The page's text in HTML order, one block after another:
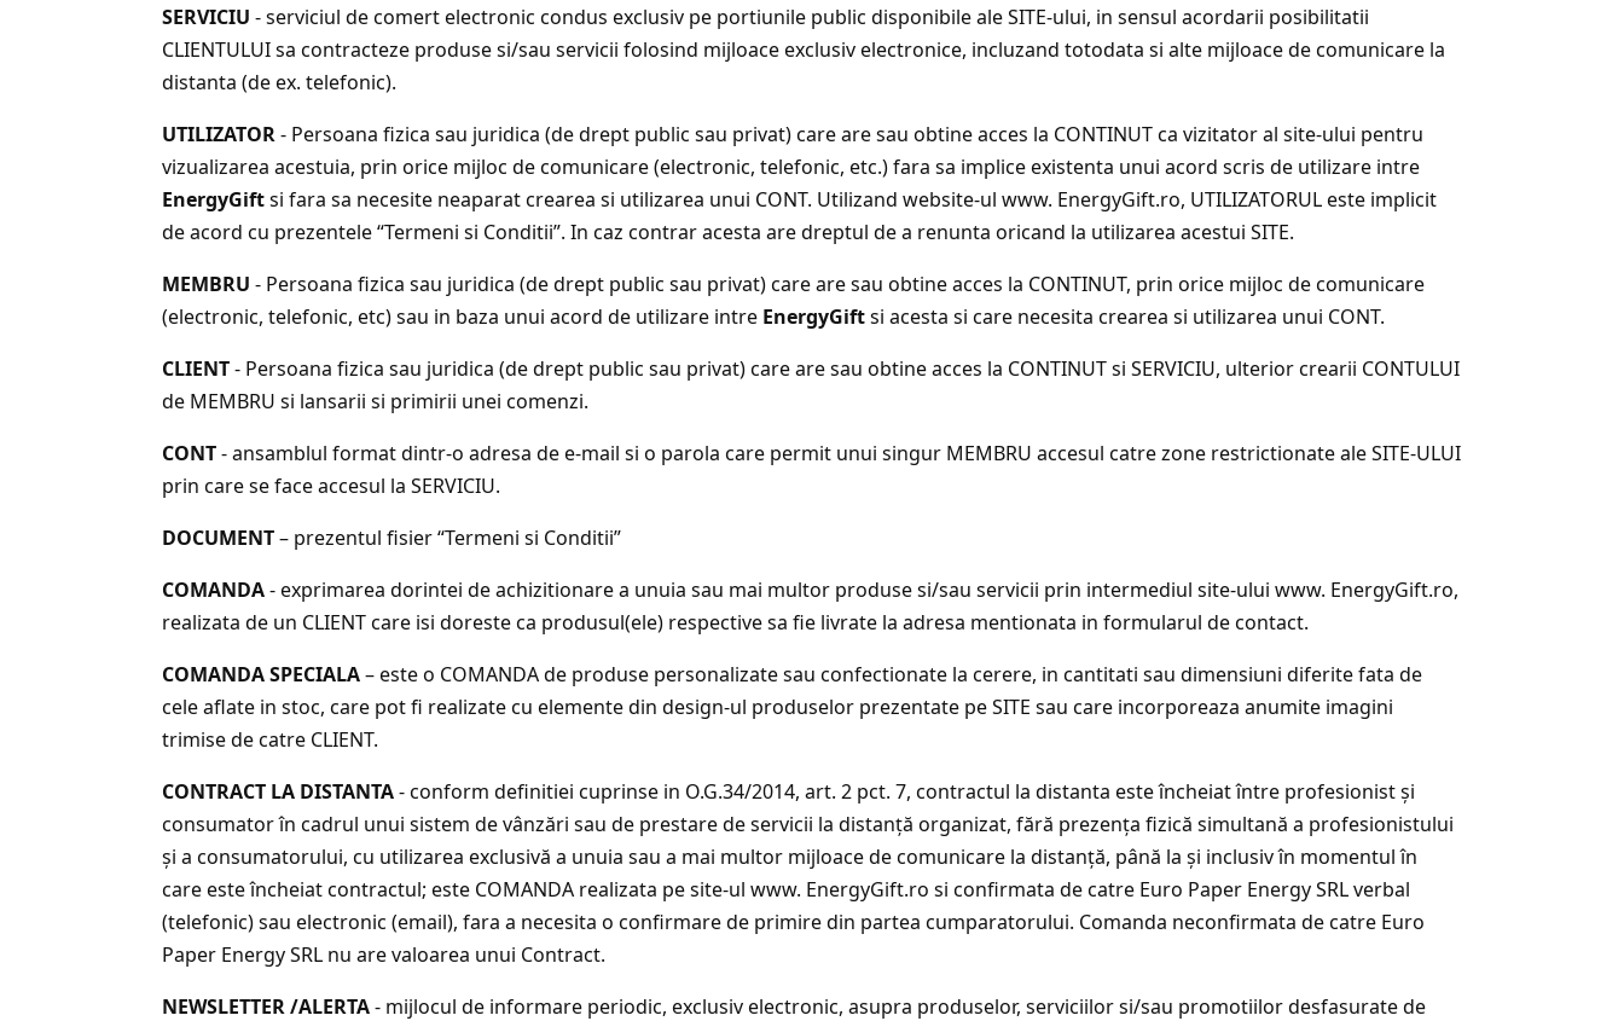
SERVICIU - serviciul de comert electronic condus exclusiv pe portiunile public disponibile ale SITE-ului, in sensul acordarii posibilitatii
CLIENTULUI sa contracteze produse si/sau servicii folosind mijloace exclusiv electronice, incluzand totodata si alte mijloace de comunicare la
distanta (de ex. telefonic).
UTILIZATOR- Persoana fizica sau juridica (de drept public sau privat) care are sau obtine acces la CONTINUT ca vizitator al site-ului pentru
vizualizarea acestuia, prin orice mijloc de comunicare (electronic, telefonic, etc.) fara sa implice existenta unui acord scris de utilizare intre
EnergyGiftsi fara sa necesite neaparat crearea si utilizarea unui CONT. Utilizand website-ul www. EnergyGift.ro, UTILIZATORUL este implicit
de acord cu prezentele “Termeni si Conditii”. In caz contrar acesta are dreptul de a renunta oricand la utilizarea acestui SITE.
MEMBRU - Persoana fizica sau juridica (de drept public sau privat) care are sau obtine acces la CONTINUT, prin orice mijloc de comunicare
(electronic, telefonic, etc) sau in baza unui acord de utilizare intre EnergyGiftsi acesta si care necesita crearea si utilizarea unui CONT.
CLIENT- Persoana fizica sau juridica (de drept public sau privat) care are sau obtine acces la CONTINUT si SERVICIU, ulterior crearii CONTULUI
de MEMBRU si lansarii si primirii unei comenzi.
CONT- ansamblul format dintr-o adresa de e-mail si o parola care permit unui singur MEMBRU accesul catre zone restrictionate ale SITE-ULUI
prin care se face accesul la SERVICIU.
DOCUMENT– prezentul fisier “Termeni si Conditii”
COMANDA- exprimarea dorintei de achizitionare a unuia sau mai multor produse si/sau servicii prin intermediul site-ului www. EnergyGift.ro,
realizata de un CLIENT care isi doreste ca produsul(ele) respective sa fie livrate la adresa mentionata in formularul de contact.
COMANDA SPECIALA– este o COMANDA de produse personalizate sau confectionate la cerere, in cantitati sau dimensiuni diferite fata de
cele aflate in stoc, care pot fi realizate cu elemente din design-ul produselor prezentate pe SITE sau care incorporeaza anumite imagini
trimise de catre CLIENT.
CONTRACT LA DISTANTA- conform definitiei cuprinse in O.G.34/2014, art. 2 pct. 7, contractul la distanta este încheiat între profesionist şi
consumator în cadrul unui sistem de vânzări sau de prestare de servicii la distanţă organizat, fără prezenţa fizică simultană a profesionistului
şi a consumatorului, cu utilizarea exclusivă a unuia sau a mai multor mijloace de comunicare la distanţă, până la şi inclusiv în momentul în
care este încheiat contractul; este COMANDA realizata pe site-ul www. EnergyGift.ro si confirmata de catre Euro Paper Energy SRL verbal
(telefonic) sau electronic (email), fara a necesita o confirmare de primire din partea cumparatorului. Comanda neconfirmata de catre Euro
Paper Energy SRL nu are valoarea unui Contract.
NEWSLETTER /ALERTA- mijlocul de informare periodic, exclusiv electronic, asupra produselor, serviciilor si/sau promotiilor desfasurate de